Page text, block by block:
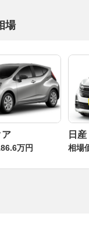
場
ア
万円
日
相場